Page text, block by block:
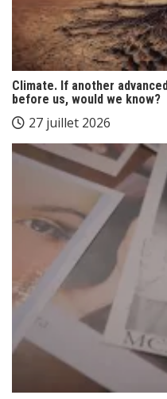
Climate. If another
before us, would we know?
27 juillet 2026